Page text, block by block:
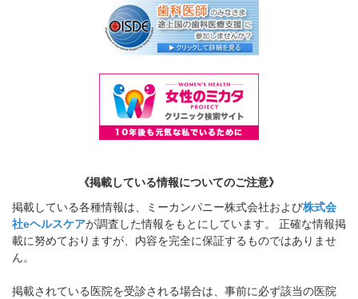
《掲載している情報についてのご注意》
掲載している各種情報は、ミーカンパニー株式会社および株式会
社eヘルスケアが調査した情報をもとにしています。 正確な情報掲
載に努めておりますが、内容を完全に保証するものではありませ
ん。
掲載されている医院を受診される場合は、事前に必ず該当の医院